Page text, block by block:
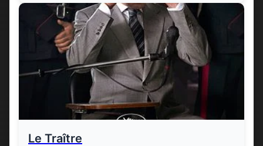
Le Traître